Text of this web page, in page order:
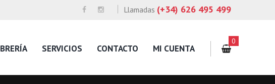
Llamadas (+34) 626 495 499
SERVICIOS CONTACTO MI CUENTA
0